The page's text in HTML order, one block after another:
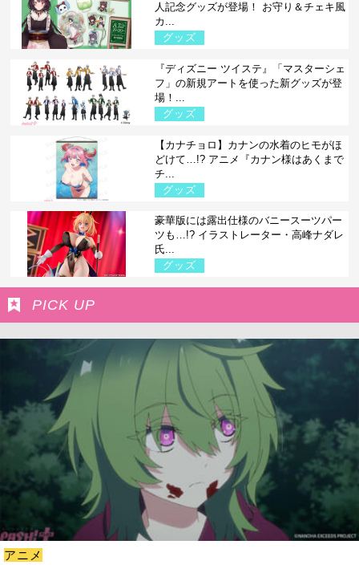
人記念グッズが登場！ お守り＆チェキ風
カ...
グッズ
『ディズニー ツイステ』「マスターシェ
フ」の新規アートを使った新グッズが登
場！...
グッズ
【カナチョロ】カナンの水着のヒモがほ
どけて…!? アニメ『カナン様はあくまで
チ...
グッズ
豪華版には露出仕様のバニースーツパー
ツも…!? イラストレーター・高峰ナダレ
氏...
グッズ
PICK UP
アニメ